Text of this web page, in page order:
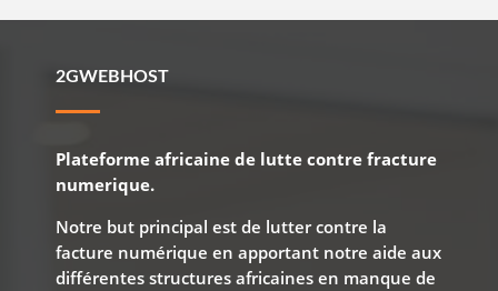
2GWEBHOST
Plateforme africaine de lutte contre fracture
numerique.
Notre but principal est de lutter contre la
facture numérique en apportant notre aide aux
différentes structures africaines en manque de